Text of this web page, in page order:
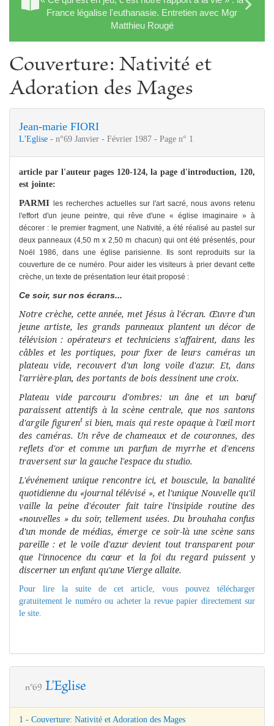
France légalise l'euthanasie. Entretien avec Mgr
Matthieu Rougé
Couverture: Nativité et
Adoration des Mages
Jean-marie FIORI
L'Eglise - n°69 Janvier - Février 1987 - Page n° 1
article par l'auteur pages 120-124, la page d'introduction, 120,
est jointe:
PARMI les recherches actuelles sur l'art sacré, nous avons retenu
l'effort d'un jeune peintre, qui rêve d'une « église imaginaire » à
décorer : le premier fragment, une Nativité, a été réalisé au pastel sur
deux panneaux (4,50 m x 2,50 m chacun) qui ont été présentés, pour
Noël 1986, dans une église parisienne. Ils sont reproduits sur la
couverture de ce numéro. Pour aider les visiteurs à prier devant cette
crèche, un texte de présentation leur était proposé :
Ce soir, sur nos écrans...
Notre crèche, cette année, met Jésus à l'écran. Œuvre d'un
jeune artiste, les grands panneaux plantent un décor de
télévision : opéra­teurs et techniciens s'affairent, dans les
câbles et les portiques, pour fixer de leurs caméras un
plateau vide, recouvert d'un long voile d'azur. Et, dans
l'arrière-plan, des portants de bois dessinent une croix.
Plateau vide parcouru d'ombres: un âne et un bœuf
paraissent attentifs à la scène centrale, que nos santons
d'argile figurentsi bien, mais qui reste opaque à l'œil mort
des caméras. Un rêve de chameauxet de couronnes, des
reflets d'or et comme un parfum de myrrhe et d'encens
traversent sur la gauche l'espace du studio.
L'événement unique rencontre ici, et bouscule, la banalité
quoti­dienne du «journal télévisé », et l'unique Nouvelle qu'il
vaille la peined'écouter fait taire l'insipide routine des
«nouvelles » du soir, tellement usées. Du brouhaha confus
d'un monde de médias, émerge ce soir-là une scène sans
pareille : et le voile d'azur devient tout transparent pour
que l'innocence du cœur et la foi du regard puissent y
discerner un enfant qu'une Vierge allaite.
Pour lire la suite de cet article, vous pouvez télécharger
gratuitement le numéro ou acheter la revue papier directement sur
le site.
n°69 L'Eglise
1 - Couverture: Nativité et Adoration des Mages